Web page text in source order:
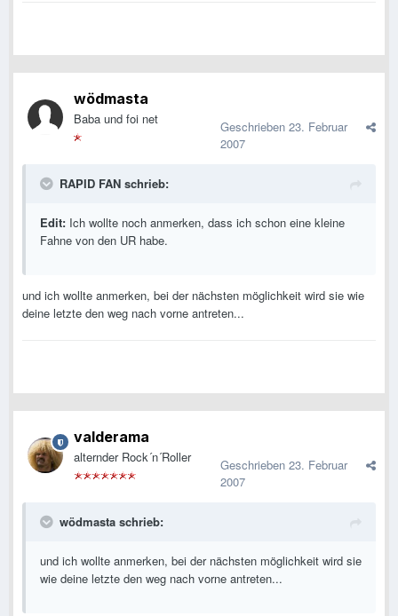
wödmasta
Baba und foi net Geschrieben 23. Februar
2007
RAPID FAN schrieb:
Edit: Ich wollte noch anmerken, dass ich schon eine kleine
Fahne von den UR habe.
und ich wollte anmerken, bei der nächsten möglichkeit wird sie wie
deine letzte den weg nach vorne antreten...
valderama
alternder Rock´n´Roller Geschrieben 23. Februar
2007
wödmasta schrieb:
und ich wollte anmerken, bei der nächsten möglichkeit wird sie
wie deine letzte den weg nach vorne antreten...